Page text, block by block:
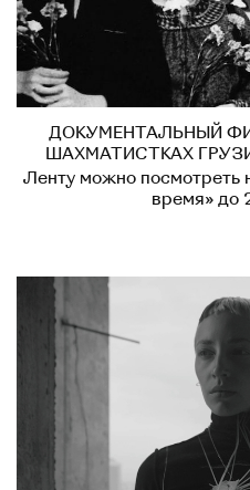
ДОКУМЕНТАЛЬНЫЙ
ШАХМАТИСТКАХ
Ленту можно посмотреть
время» до